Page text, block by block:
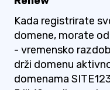
Kada registrirate
domene, morate
- vremensko
drži domenu
domenama